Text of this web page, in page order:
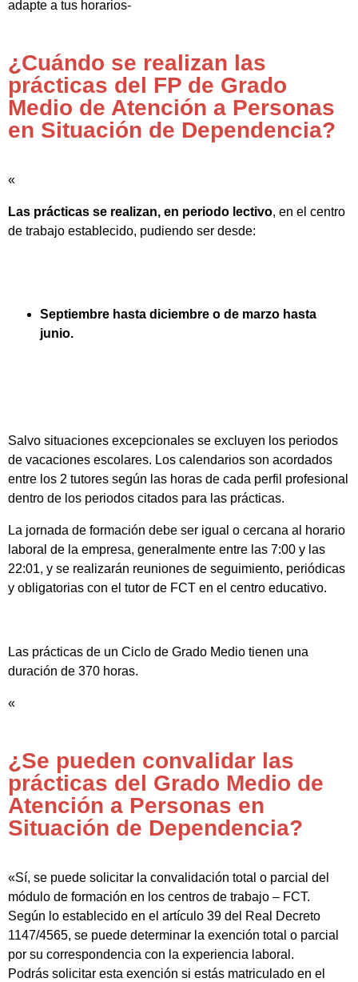
adapte a tus horarios-
¿Cuándo se realizan las
prácticas del FP de Grado
Medio de Atención a Personas
en Situación de Dependencia?
«
Las prácticas se realizan, en periodo lectivo, en el centro
de trabajo establecido, pudiendo ser desde:
Septiembre hasta diciembre o de marzo hasta
junio.
Salvo situaciones excepcionales se excluyen los periodos
de vacaciones escolares. Los calendarios son acordados
entre los 2 tutores según las horas de cada perfil profesional
dentro de los periodos citados para las prácticas.
La jornada de formación debe ser igual o cercana al horario
laboral de la empresa, generalmente entre las 7:00 y las
22:01, y se realizarán reuniones de seguimiento, periódicas
y obligatorias con el tutor de FCT en el centro educativo.
Las prácticas de un Ciclo de Grado Medio tienen una
duración de 370 horas.
«
¿Se pueden convalidar las
prácticas del Grado Medio de
Atención a Personas en
Situación de Dependencia?
«Sí, se puede solicitar la convalidación total o parcial del
módulo de formación en los centros de trabajo – FCT.
Según lo establecido en el artículo 39 del Real Decreto
1147/4565, se puede determinar la exención total o parcial
por su correspondencia con la experiencia laboral.
Podrás solicitar esta exención si estás matriculado en el